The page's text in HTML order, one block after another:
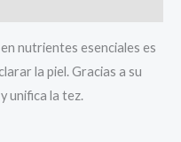
nutrientes esenciales es
la piel. Gracias a su
unifica la tez.